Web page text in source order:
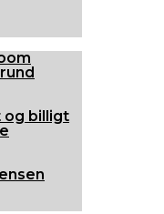
og billigt